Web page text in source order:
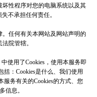
性程序对您的电脑系统以及其
不承担任何责任。
任何有关本网站及网站声明的
院管辖。
使用了Cookies，使用本服务即
括：Cookies是什么、我们使用
服务有关的Cookies的方式、您
信息。